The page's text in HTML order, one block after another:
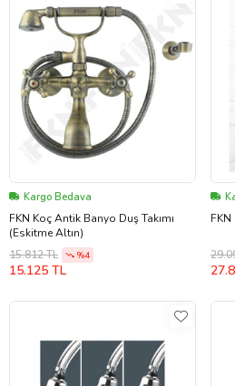
Kargo Bedava
FKN Koç Antik Banyo Duş Takımı
(Eskitme Altın)
15.812 TL
%4
15.125 TL